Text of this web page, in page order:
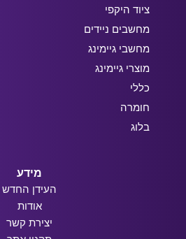
ציוד היקפי
מחשבים ניידים
מחשבי גיימינג
מוצרי גיימינג
כללי
חומרה
בלוג
מידע
העידן החדש
אודות
יצירת קשר